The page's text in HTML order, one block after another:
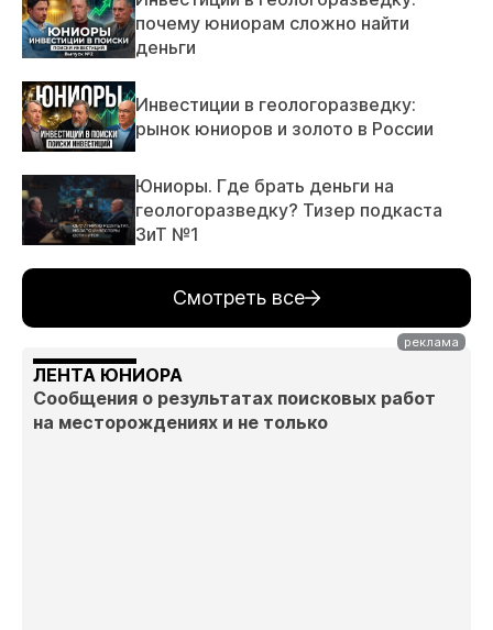
почему юниорам сложно найти
деньги
Инвестиции в геологоразведку:
рынок юниоров и золото в России
Юниоры. Где брать деньги на
геологоразведку? Тизер подкаста
ЗиТ №1
Смотреть все
ЛЕНТА ЮНИОРА
Сообщения о результатах поисковых работ
на месторождениях и не только